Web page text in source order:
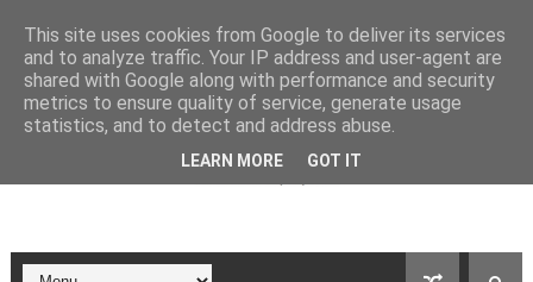
This site uses cookies from Google to deliver its services
and to analyze traffic. Your IP address and user-agent are
shared with Google along with performance and security
metrics to ensure quality of service, generate usage
statistics, and to detect and address abuse.
LEARN MORE GOT IT